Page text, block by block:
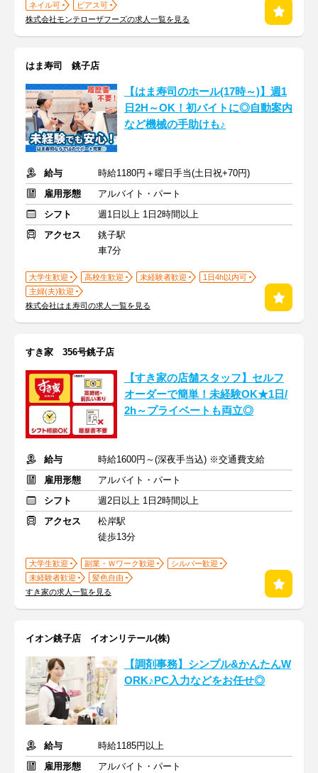
ネイル可
ピアス可
株式会社モンテローザフーズの求人一覧を見る
はま寿司 銚子店
【はま寿司のホール(17時～)】週1
日2H～OK！初バイトに◎自動案内
など機械の手助けも♪
給与
時給1180円＋曜日手当(土日祝+70円)
雇用形態
アルバイト・パート
シフト
週1日以上 1日2時間以上
アクセス
銚子駅
車7分
大学生歓迎 高校生歓迎 未経験者歓迎
1日4h以内可
主婦(夫)歓迎
株式会社はま寿司の求人一覧を見る
すき家 356号銚子店
【すき家の店舗スタッフ】セルフ
オーダーで簡単！未経験OK★1日/
2h～プライベートも両立◎
給与
時給1600円～(深夜手当込) ※交通費支給
雇用形態
アルバイト・パート
シフト
週2日以上 1日2時間以上
アクセス
松岸駅
徒歩13分
大学生歓迎 副業・Ｗワーク歓迎
シルバー歓迎
未経験者歓迎
髪色自由
すき家の求人一覧を見る
イオン銚子店 イオンリテール(株)
【調剤事務】シンプル&かんたんW
ORK♪PC入力などをお任せ◎
給与
時給1185円以上
雇用形態
アルバイト・パート